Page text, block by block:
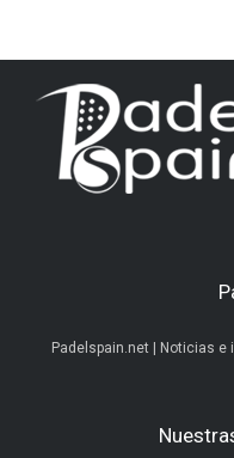
Padelspain.net | Noticias